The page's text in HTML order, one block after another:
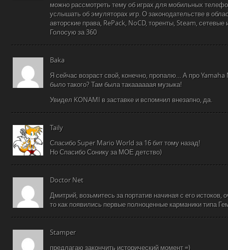
можно рассмотреть тему об играх для мобильных
услышать об эмуляторах игр. О законодательстве в
авторские права, RePack, NoCD, торенты, Steam, сетевые
Голосую за 360
Baka
Я сейчас возраст свой, конечно, пропалю… А про Yamaha
было такого? Там была такаааааая музыка!
Увидел KONAMI в заставке и вспомнил внезапно, да.
Taily
Спасибо Super Mario World за 16 бит тому назад!
Но Спасибо Сонику за МОЕ детство)
Doctor Net
Дмитрий, возьмитесь за портатив начиная с его истоков,
то как появились первые полноценные карманики типа
Stamper
предлагаю закончить исторический момент =)